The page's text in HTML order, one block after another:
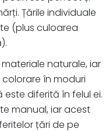
Țările individuale
(plus culoarea
naturale, iar
în moduri
diferită în felul ei.
manual, iar acest
țări de pe